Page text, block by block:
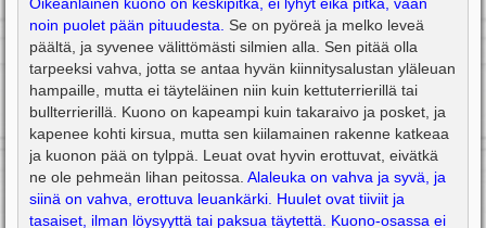
noin puolet pään pituudesta.
Se on pyöreä ja melko leveä
päältä, ja syvenee välittömästi silmien alla. Sen pitää olla
tarpeeksi vahva, jotta se antaa hyvän kiinnitysalustan yläleuan
hampaille, mutta ei täyteläinen niin kuin kettuterrierillä tai
bullterrierillä. Kuono on kapeampi kuin takaraivo ja posket, ja
kapenee kohti kirsua, mutta sen kiilamainen rakenne katkeaa
ja kuonon pää on tylppä. Leuat ovat hyvin erottuvat, eivätkä
ne ole pehmeän lihan peitossa. Alaleuka on vahva ja syvä, ja
siinä on vahva, erottuva leuankärki. Huulet ovat tiiviit ja
tasaiset, ilman löysyyttä tai paksua täytettä. Kuono-osassa ei